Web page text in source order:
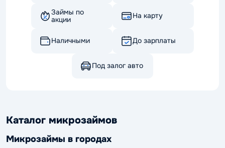
Займы по
акции
На карту
Наличными До зарплаты
Под залог авто
Каталог микрозаймов
Микрозаймы в городах